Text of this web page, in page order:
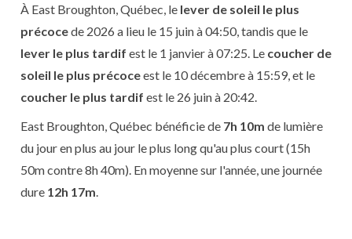
À East Broughton, Québec, le lever de soleil le plus
précocede 2026 a lieu le 15 juin à 04:50, tandis que le
lever le plus tardif est le 1 janvier à 07:25. Le coucher de
soleil le plus précoceest le 10 décembre à 15:59, et le
coucher le plus tardif est le 26 juin à 20:42.
East Broughton, Québec bénéficie de 7h 10m de lumière
du jour en plus au jour le plus long qu'au plus court (15h
50m contre 8h 40m). En moyenne sur l'année, une journée
dure 12h 17m